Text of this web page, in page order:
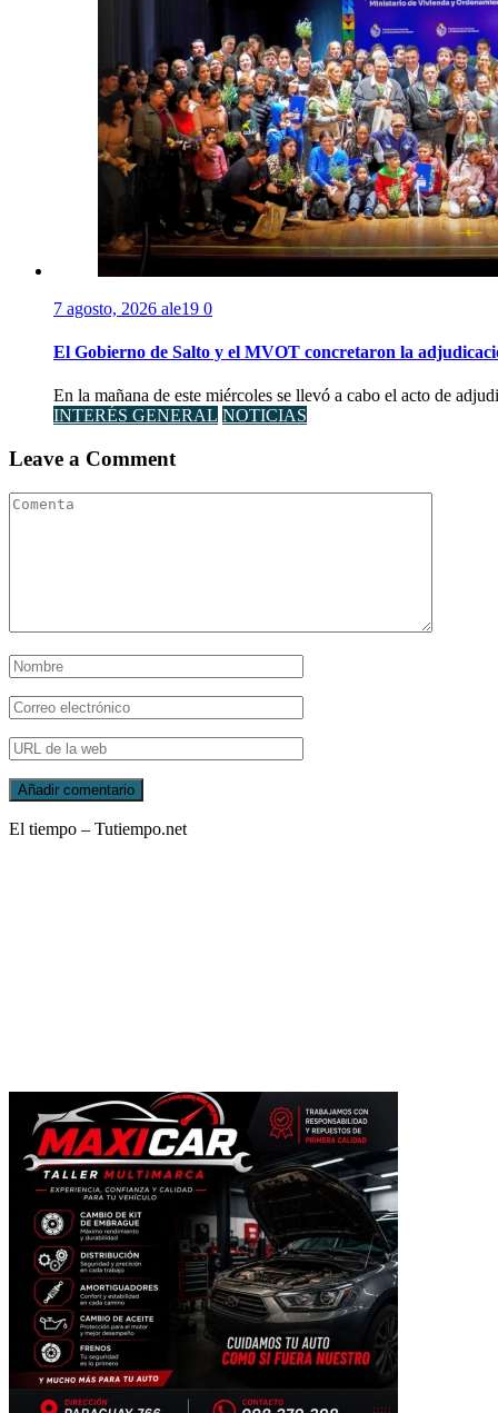
7 agosto, 2026 ale19 0
El Gobierno de Salto y el MVOT concretaron la
En la mañana de este miércoles se llevó a cabo el acto de
INTERÉS GENERAL NOTICIAS
Leave a Comment
El tiempo – Tutiempo.net